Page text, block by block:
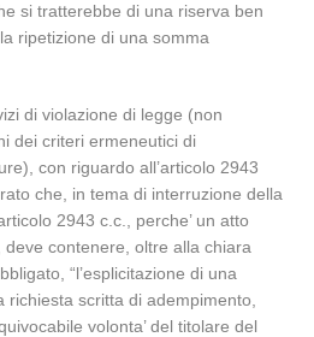
si tratterebbe di una riserva ben
ripetizione di una somma
di violazione di legge (non
dei criteri ermeneutici di
con riguardo all’articolo 2943
che, in tema di interruzione della
2943 c.c., perche’ un atto
contenere, oltre alla chiara
“l’esplicitazione di una
richiesta scritta di adempimento,
volonta’ del titolare del